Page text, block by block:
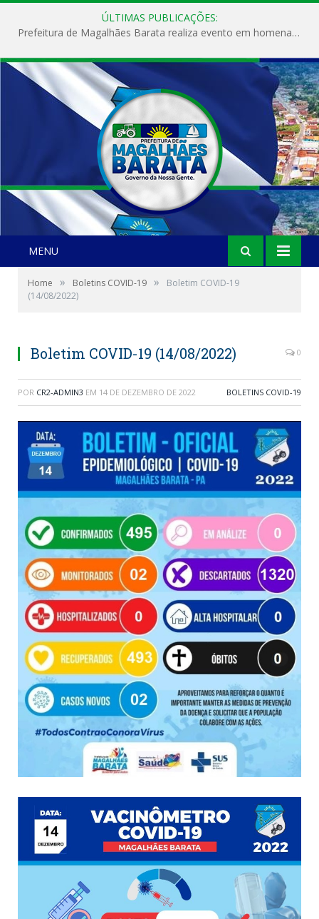
ÚLTIMAS PUBLICAÇÕES:
Prefeitura de Magalhães Barata realiza evento em homenagem ao Dia Internacional da Mulher
MENU
Home » Boletins COVID-19 »
Boletim COVID-19
(14/08/2022)
Boletim COVID-19 (14/08/2022) 0
POR CR2-ADMIN3 EM 14 DE DEZEMBRO DE 2022 BOLETINS COVID-19